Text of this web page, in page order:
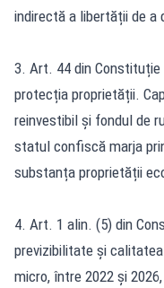
indirectă a libertății de a
3. Art. 44 din Constituție
protecția proprietății.
reinvestibil și fondul de
statul confiscă marja
substanța proprietății
4. Art. 1 alin. (5) din
previzibilitate și
micro, între 2022 și